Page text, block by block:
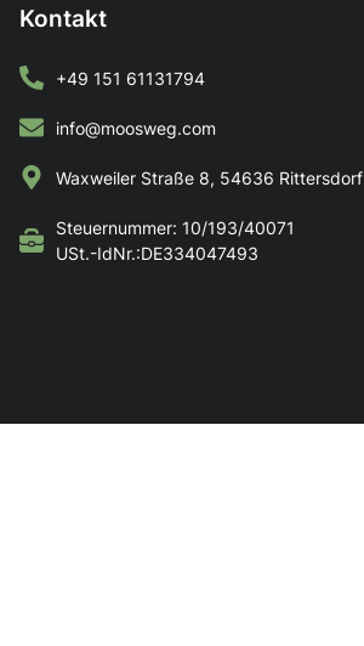
Kontakt
+49 151 61131794
info@moosweg.com
Waxweiler Straße 8, 54636 Rittersdorf
Steuernummer: 10/193/40071
USt.-IdNr.:DE334047493